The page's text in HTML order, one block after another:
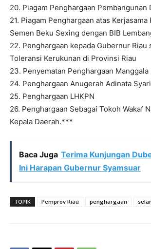
20. Piagam Penghargaan Pembangunan
21. Piagam Penghargaan atas
Semen Beku Sexing dengan BIB
22. Penghargaan kepada Gubernur Riau
Toleransi Kerukunan di Provinsi Riau
23. Penyematan Penghargaan Manggala
24. Penghargaan Anugerah Adinata
25. Penghargaan LHKPN
26. Penghargaan Sebagai Tokoh Wakaf
Kepala Daerah.***
Baca Juga Terima Kunjungan
Ini Harapan Gubernur Syamsuar
TOPIK Pemprov Riau penghargaan